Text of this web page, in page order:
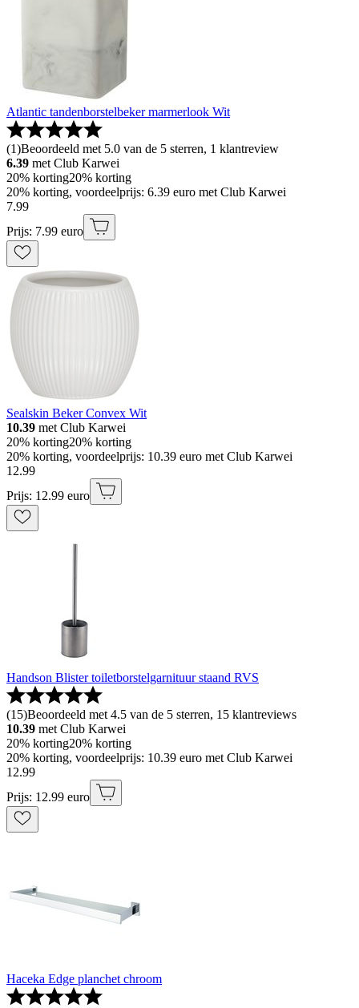
Atlantic tandenborstelbeker marmerlook Wit
(1)Beoordeeld met 5.0 van de 5 sterren, 1 klantreview
6.39 met Club Karwei
20% korting20% korting
20% korting, voordeelprijs: 6.39 euro met Club Karwei
7.99
Prijs: 7.99 euro
Sealskin Beker Convex Wit
10.39 met Club Karwei
20% korting20% korting
20% korting, voordeelprijs: 10.39 euro met Club Karwei
12.99
Prijs: 12.99 euro
Handson Blister toiletborstelgarnituur staand RVS
(15)Beoordeeld met 4.5 van de 5 sterren, 15 klantreviews
10.39 met Club Karwei
20% korting20% korting
20% korting, voordeelprijs: 10.39 euro met Club Karwei
12.99
Prijs: 12.99 euro
Haceka Edge planchet chroom